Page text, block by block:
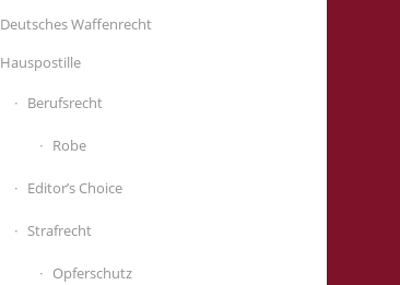
Deutsches Waffenrecht
Hauspostille
Berufsrecht
Robe
Editor’s Choice
Strafrecht
Opferschutz